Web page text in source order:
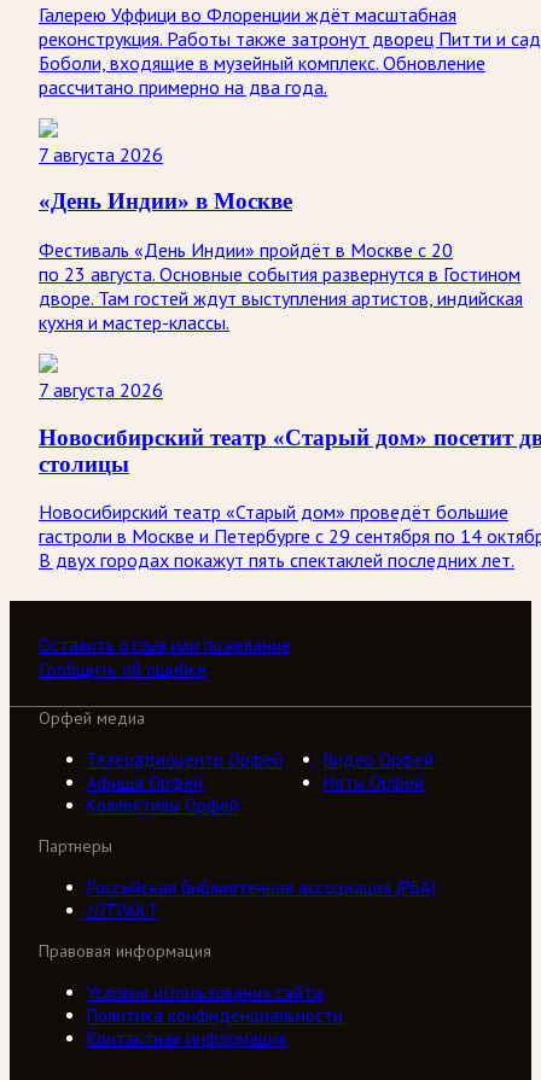
Галерею Уффици во Флоренции ждёт масштабная
реконструкция. Работы также затронут дворец Питти и
Боболи, входящие в музейный комплекс. Обновление
рассчитано примерно на два года.
7 августа 2026
«День Индии» в Москве
Фестиваль «День Индии» пройдёт в Москве с 20
по 23 августа. Основные события развернутся в Гостином
дворе. Там гостей ждут выступления артистов, индийская
кухня и мастер-классы.
7 августа 2026
Новосибирский театр «Старый дом» посетит
столицы
Новосибирский театр «Старый дом» проведёт большие
гастроли в Москве и Петербурге с 29 сентября по 14
В двух городах покажут пять спектаклей последних лет.
Оставить отзыв или пожелание
Сообщить об ошибке
Орфей медиа
Телерадиоцентр Орфей
Видео Орфей
Афиша Орфей
Ноты Орфей
Коллективы Орфей
Партнеры
Российская библиотечная ассоциация (РБА)
///ТРАКТ
Правовая информация
Условия использования сайта
Политика конфиденциальности
Контактная информация